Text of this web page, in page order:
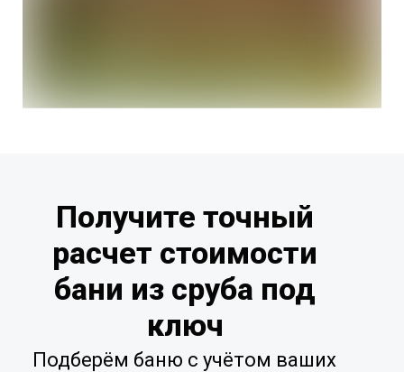
Подберём баню с учётом ваших
Получите точный
расчет стоимости
бани из сруба под
ключ